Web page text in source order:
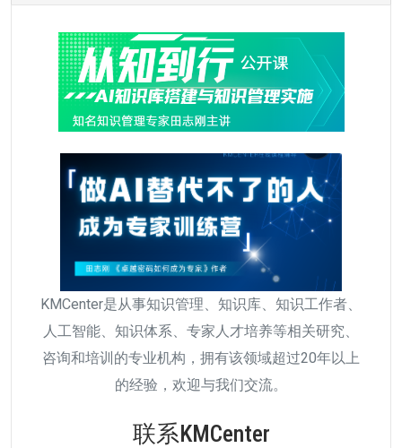
KMCenter是从事知识管理、知识库、知识工作者、
人工智能、知识体系、专家人才培养等相关研究、
咨询和培训的专业机构，拥有该领域超过20年以上
的经验，欢迎与我们交流。
联系KMCenter